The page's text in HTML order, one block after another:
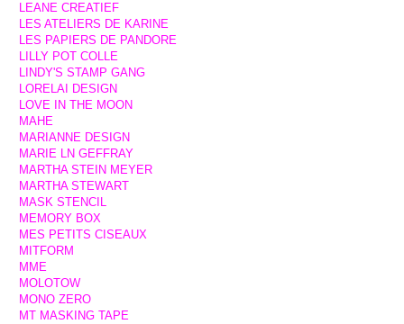
LEANE CREATIEF
LES ATELIERS DE KARINE
LES PAPIERS DE PANDORE
LILLY POT COLLE
LINDY'S STAMP GANG
LORELAI DESIGN
LOVE IN THE MOON
MAHE
MARIANNE DESIGN
MARIE LN GEFFRAY
MARTHA STEIN MEYER
MARTHA STEWART
MASK STENCIL
MEMORY BOX
MES PETITS CISEAUX
MITFORM
MME
MOLOTOW
MONO ZERO
MT MASKING TAPE